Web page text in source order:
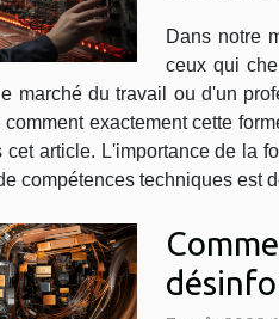
Dans notre
ceux qui
marché du travail ou d'un
exactement cette
cet article. L'importance de la
compétences techniques est